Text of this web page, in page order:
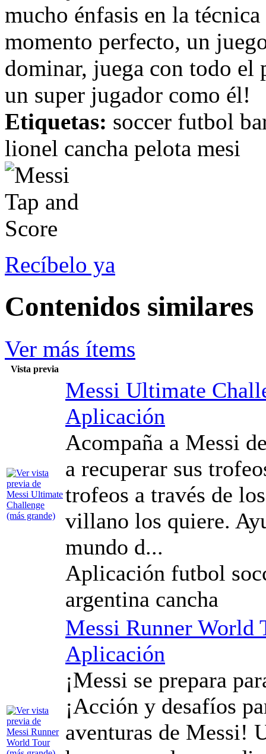
mucho énfasis en la
momento perfecto, un
dominar, juega con todo el
un super jugador como él!
Etiquetas: soccer futbol
lionel cancha pelota mesi
Recíbelo ya
Contenidos similares
Ver más ítems
Vista previa
Messi Ultimate
Aplicación
Acompaña a Messi
a recuperar sus
trofeos a través de
villano los quiere.
mundo d...
Aplicación futbol
argentina cancha
Messi Runner World
Aplicación
¡Messi se prepara
¡Acción y desafíos
aventuras de Messi!